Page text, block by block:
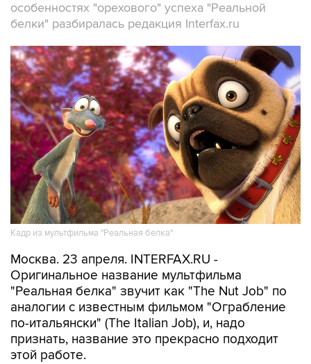
особенностях "орехового" успеха "Реальной
белки" разбиралась редакция Interfax.ru
Кадр из мультфильма "Реальная белка"
Москва. 23 апреля. INTERFAX.RU -
Оригинальное название мультфильма
"Реальная белка" звучит как "The Nut Job" по
аналогии с известным фильмом "Ограбление
по-итальянски" (The Italian Job), и, надо
признать, название это прекрасно подходит
этой работе.